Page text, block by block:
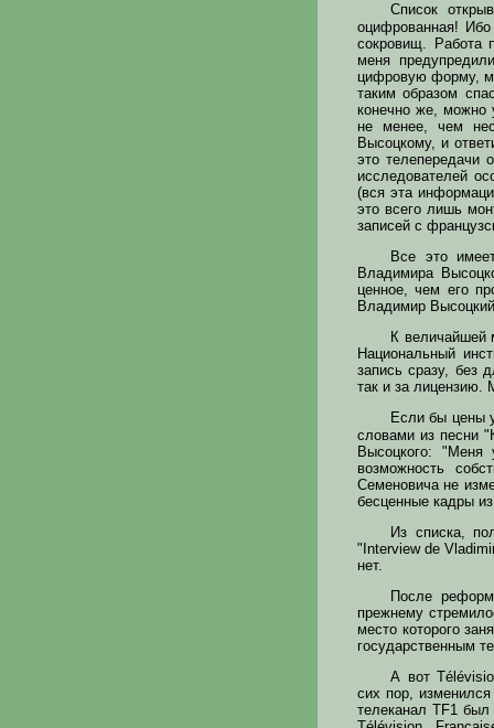
Список
оцифрованная!
сокровищ. Работа
меня
цифровую форму,
таким образом
конечно же, можно
не менее, чем
Высоцкому, и
это телепередачи
исследователей
(вся эта
это всего лишь
записей с
Все это
Владимира
ценное, чем его
Владимир
К величайшей
Национальный
запись сразу, без
так и за лицензию.
Если бы цены
словами из песни
Высоцкого: "Меня
возможность
Семеновича не
бесценные кадры
Из списка,
"Interview de
нет.
После
прежнему
место которого
государственным
А вот
сих пор,
телеканал TF1 был